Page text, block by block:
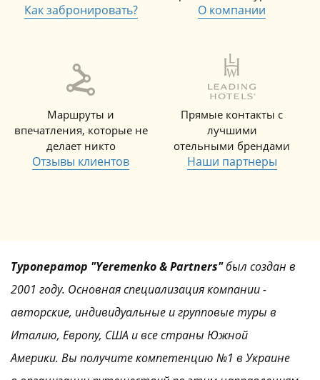
Как забронировать? О компании
Маршруты и
впечатления, которые не
делает никто
Отзывы клиентов
Прямые контакты с
лучшими
отельными брендами
Наши партнеры
Туроператор "Yeremenko & Partners"был создан в
2001 году. Основная специализация компании -
авторские, индивидуальные и групповые туры в
Италию, Европу, США и все страны Южной
Америки. Вы получите компетенцию №1 в Украине